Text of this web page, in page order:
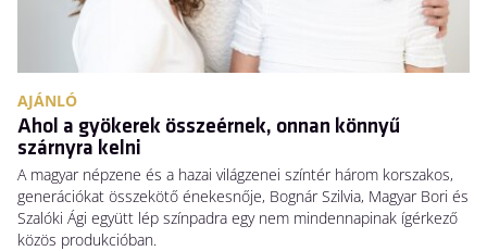
AJÁNLÓ
Ahol a gyökerek összeérnek, onnan könnyű
szárnyra kelni
A magyar népzene és a hazai világzenei színtér három korszakos,
generációkat összekötő énekesnője, Bognár Szilvia, Magyar Bori és
Szalóki Ági együtt lép színpadra egy nem mindennapinak ígérkező
közös produkcióban.